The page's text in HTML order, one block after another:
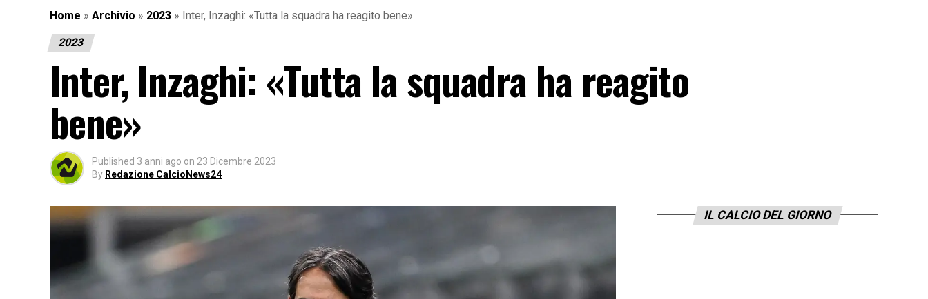
Home » Archivio » 2023 » Inter, Inzaghi: «Tutta la squadra ha reagito bene»
2023
Inter, Inzaghi: «Tutta la squadra ha reagito
bene»
Published 3 anni ago on 23 Dicembre 2023
By Redazione CalcioNews24
IL CALCIO DEL GIORNO